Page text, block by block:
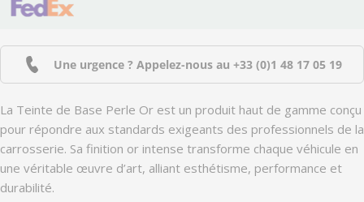
Une urgence ? Appelez-nous au +33 (0)1 48 17 05 19
La Teinte de Base Perle Or est un produit haut de gamme conçu
pour répondre aux standards exigeants des professionnels de la
carrosserie. Sa finition or intense transforme chaque véhicule en
une véritable œuvre d’art, alliant esthétisme, performance et
durabilité.